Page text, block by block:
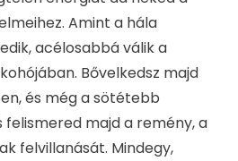
Amint a hála
acélosabbá válik a
Bővelkedsz majd
és még a sötétebb
majd a remény, a
felvillanását. Mindegy,